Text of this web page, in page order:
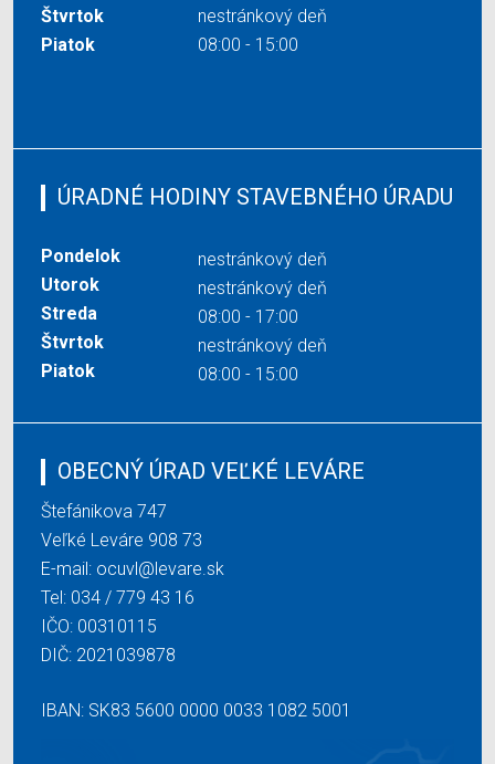
Štvrtok
nestránkový deň
Piatok
08:00 - 15:00
ÚRADNÉ HODINY STAVEBNÉHO ÚRADU
Pondelok
nestránkový deň
Utorok
nestránkový deň
Streda
08:00 - 17:00
Štvrtok
nestránkový deň
Piatok
08:00 - 15:00
OBECNÝ ÚRAD VEĽKÉ LEVÁRE
Štefánikova 747
Veľké Leváre 908 73
E-mail: ocuvl@levare.sk
Tel: 034 / 779 43 16
IČO: 00310115
DIČ: 2021039878
IBAN: SK83 5600 0000 0033 1082 5001